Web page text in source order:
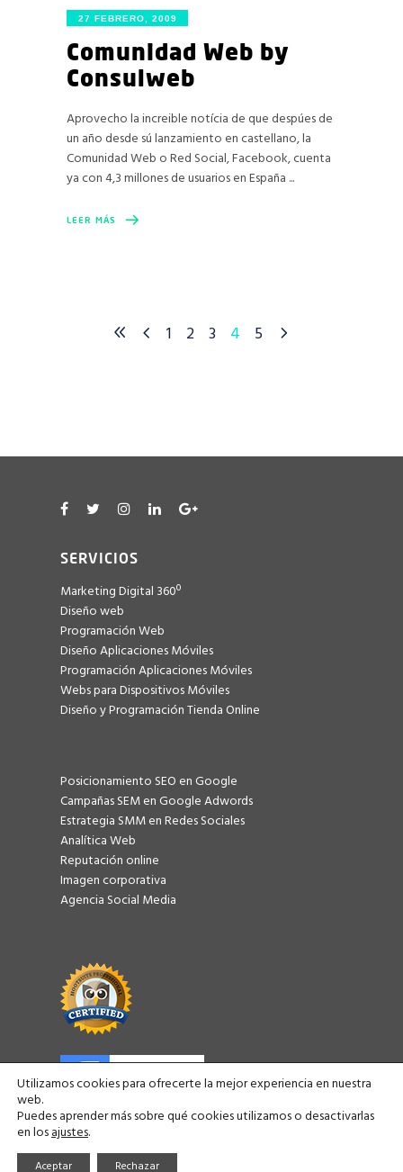
27 FEBRERO, 2009
Comunidad Web by
Consulweb
Aprovecho la increible notícia de que despúes de
un año desde sú lanzamiento en castellano, la
Comunidad Web o Red Social, Facebook, cuenta
ya con 4,3 millones de usuarios en España
LEER MÁS
1 2 3 4 5
SERVICIOS
Marketing Digital 360º
Diseño web
Programación Web
Diseño Aplicaciones Móviles
Programación Aplicaciones Móviles
Webs para Dispositivos Móviles
Diseño y Programación Tienda Online
Posicionamiento SEO en Google
Campañas SEM en Google Adwords
Estrategia SMM en Redes Sociales
Analítica Web
Reputación online
Imagen corporativa
Agencia Social Media
Utilizamos cookies para ofrecerte la mejor experiencia en nuestra
web.
Puedes aprender más sobre qué cookies utilizamos o desactivarlas
en losajustes.
Aceptar Rechazar
Consulweb | Agencia de Marketing Digital en Barcelona ©
2026